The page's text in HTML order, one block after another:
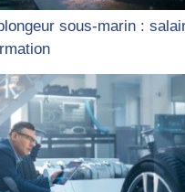
sous-marin :